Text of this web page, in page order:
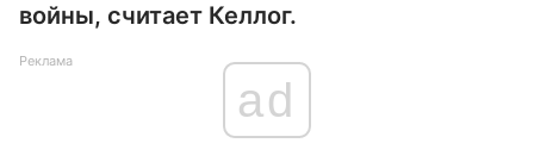
войны, считает Келлог.
Реклама
ad